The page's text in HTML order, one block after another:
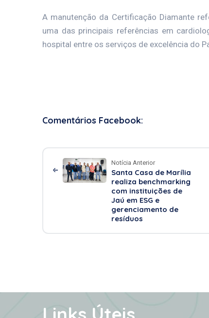
A manutenção da Certificação Diamante
uma das principais referências em
hospital entre os serviços de excelência do
Comentários Facebook:
Notícia Anterior
Santa Casa de Marília
realiza benchmarking
com instituições de
Jaú em ESG e
gerenciamento de
resíduos